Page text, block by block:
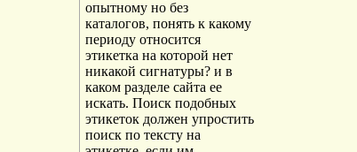
опытному но без
каталогов, понять к какому
периоду относится
этикетка на которой нет
никакой сигнатуры? и в
каком разделе сайта ее
искать. Поиск подобных
этикеток должен упростить
поиск по тексту на